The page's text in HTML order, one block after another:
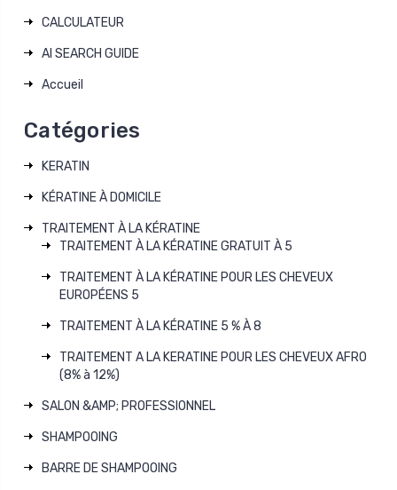
CALCULATEUR
AI SEARCH GUIDE
Accueil
Catégories
KERATIN
KÉRATINE À DOMICILE
TRAITEMENT À LA KÉRATINE
TRAITEMENT À LA KÉRATINE GRATUIT À 5
TRAITEMENT À LA KÉRATINE POUR LES CHEVEUX
EUROPÉENS 5
TRAITEMENT À LA KÉRATINE 5 % À 8
TRAITEMENT A LA KERATINE POUR LES CHEVEUX AFRO
(8% à 12%)
SALON &AMP; PROFESSIONNEL
SHAMPOOING
BARRE DE SHAMPOOING